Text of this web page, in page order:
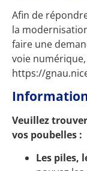
Afin de
la
faire une
voie
https://
Veuillez
vos poubelles :
Les piles,